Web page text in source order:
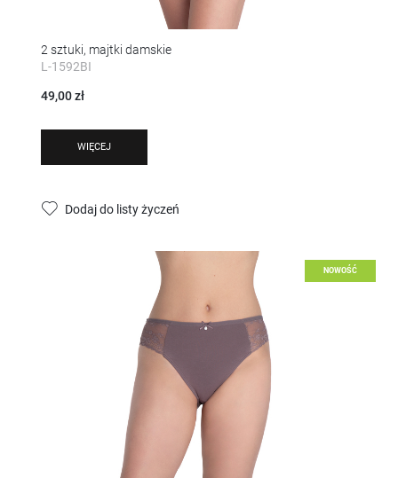
2 sztuki, majtki damskie
L-1592BI
49,00 zł
WIĘCEJ
Dodaj do listy życzeń
NOWOŚĆ